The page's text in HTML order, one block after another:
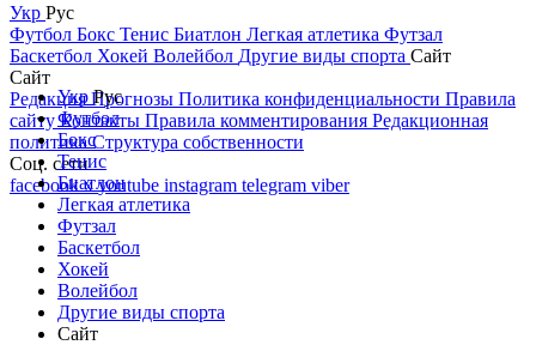
Укр Рус
Футбол Бокс Тенис Биатлон Легкая атлетика Футзал
Баскетбол Хокей Волейбол Другие виды спорта Сайт
Сайт
РедакцияПрогнозы Политика конфиденциальности Правила
сайтуКонтакты Правила комментирования Редакционная
политикаСтруктура собственности
Соц. сети
facebookxyoutube instagram telegram viber
УкрРус
Футбол
Бокс
Тенис
Биатлон
Легкая атлетика
Футзал
Баскетбол
Хокей
Волейбол
Другие виды спорта
Сайт